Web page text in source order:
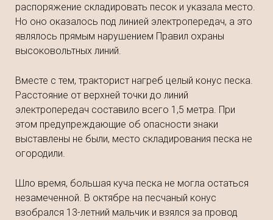
распоряжение складировать песок и указала место.
Но оно оказалось под линией электропередач, а это
являлось прямым нарушением Правил охраны
высоковольтных линий.
Вместе с тем, тракторист нагреб целый конус песка.
Расстояние от верхней точки до линий
электропередач составило всего 1,5 метра. При
этом предупреждающие об опасности знаки
выставлены не были, место складирования песка не
огородили.
Шло время, большая куча песка не могла остаться
незамеченной. В октябре на песчаный конус
взобрался 13-летний мальчик и взялся за провод